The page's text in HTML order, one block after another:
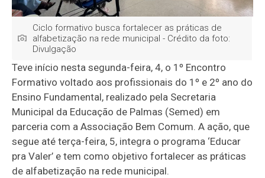
Ciclo formativo busca fortalecer as práticas de
alfabetização na rede municipal - Crédito da foto:
Divulgação
Teve início nesta segunda-feira, 4, o 1º Encontro
Formativo voltado aos profissionais do 1º e 2º ano do
Ensino Fundamental, realizado pela Secretaria
Municipal da Educação de Palmas (Semed) em
parceria com a Associação Bem Comum. A ação, que
segue até terça-feira, 5, integra o programa ‘Educar
pra Valer’ e tem como objetivo fortalecer as práticas
de alfabetização na rede municipal.